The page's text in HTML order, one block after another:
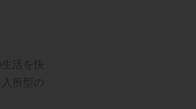
活を快
所型の